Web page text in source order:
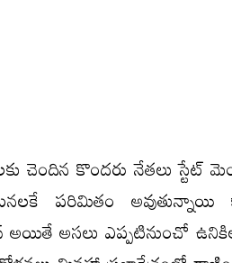
చెందిన కొంద‌రు నేత‌లు స్టేట్
ప‌రిమితం
అస‌లు ఎప్ప‌టినుంచో